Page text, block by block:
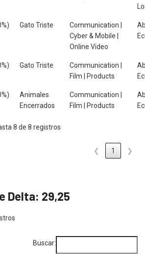
Gato Triste
Communication |
Cyber & Mobile |
Online Video
Gato Triste
Communication |
Film | Products
Animales
Encerrados
Communication |
Film | Products
8 de 8 registros
❮ 1 ❯
Delta: 29,25
Buscar: